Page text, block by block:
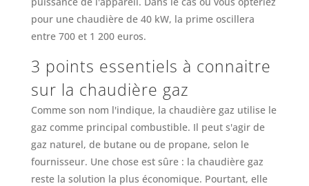
pour une chaudière de 40 kW, la prime oscillera
entre 700 et 1 200 euros.
3 points essentiels à connaitre
sur la chaudière gaz
Comme son nom l'indique, la chaudière gaz utilise le
gaz comme principal combustible. Il peut s'agir de
gaz naturel, de butane ou de propane, selon le
fournisseur. Une chose est sûre : la chaudière gaz
reste la solution la plus économique. Pourtant, elle